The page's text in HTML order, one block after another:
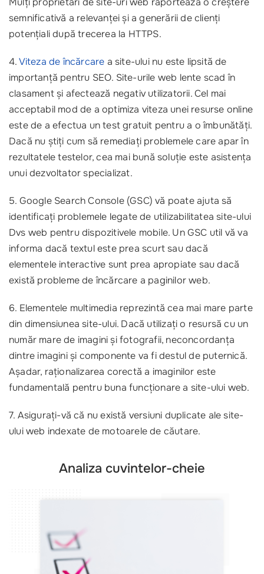
semnificativă a relevanței și a generării de clienți
potențiali după trecerea la HTTPS.
4.Viteza de încărcare a site-ului nu este lipsită de
importanță pentru SEO. Site-urile web lente scad în
clasament și afectează negativ utilizatorii. Cel mai
acceptabil mod de a optimiza viteza unei resurse online
este de a efectua un test gratuit pentru a o îmbunătăți.
Dacă nu știți cum să remediați problemele care apar în
rezultatele testelor, cea mai bună soluție este asistența
unui dezvoltator specializat.
5. Google Search Console (GSC) vă poate ajuta să
identificați problemele legate de utilizabilitatea site-ului
Dvs web pentru dispozitivele mobile. Un GSC util vă va
informa dacă textul este prea scurt sau dacă
elementele interactive sunt prea apropiate sau dacă
există probleme de încărcare a paginilor web.
6. Elementele multimedia reprezintă cea mai mare parte
din dimensiunea site-ului. Dacă utilizați o resursă cu un
număr mare de imagini și fotografii, neconcordanța
dintre imagini și componente va fi destul de puternică.
Așadar, raționalizarea corectă a imaginilor este
fundamentală pentru buna funcționare a site-ului web.
7. Asigurați-vă că nu există versiuni duplicate ale site-
ului web indexate de motoarele de căutare.
Analiza cuvintelor-cheie